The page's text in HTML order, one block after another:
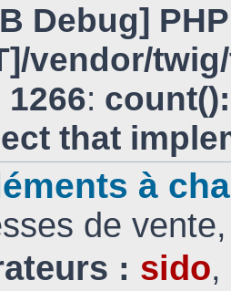
Debug]
vendor/
1266:
that
à
de
: sido,